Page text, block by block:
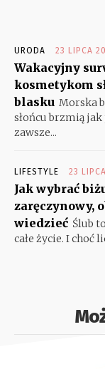
URODA 23 LIPCA
Wakacyjny
kosmetykom
blasku Morska
słońcu brzmią
zawsze...
LIFESTYLE 23
Jak wybrać
zaręczynowy,
wiedzieć Ślub
całe życie. I choć